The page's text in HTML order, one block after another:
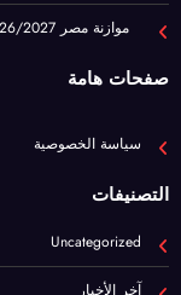
سياسة الخصوصية
التصنيفات
Uncategorized
آخر الأخبار
اقتصاد
المرأة والطفل